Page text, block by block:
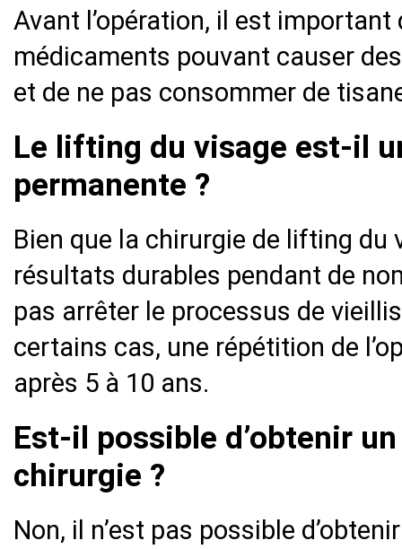
Avant l’opération, il est important
médicaments pouvant causer
et de ne pas consommer de
Le lifting du visage est-il
permanente ?
Bien que la chirurgie de lifting du
résultats durables pendant de
pas arrêter le processus de
certains cas, une répétition de
après 5 à 10 ans.
Est-il possible d’obtenir
chirurgie ?
Non, il n’est pas possible